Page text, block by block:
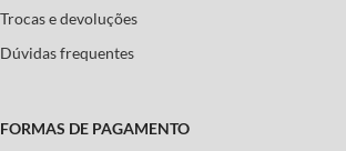
Trocas e devoluções
Dúvidas frequentes
FORMAS DE PAGAMENTO